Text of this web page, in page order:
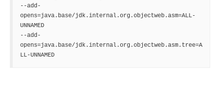
--add-
opens=java.base/jdk.internal.org.objectweb.asm=ALL-
UNNAMED
--add-
opens=java.base/jdk.internal.org.objectweb.asm.tree=A
LL-UNNAMED